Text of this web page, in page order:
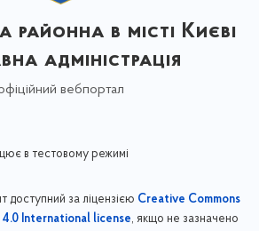
районна в місті Києві
адміністрація
вебпортал
в тестовому режимі
доступний за ліцензією Creative Commons
International license, якщо не зазначено